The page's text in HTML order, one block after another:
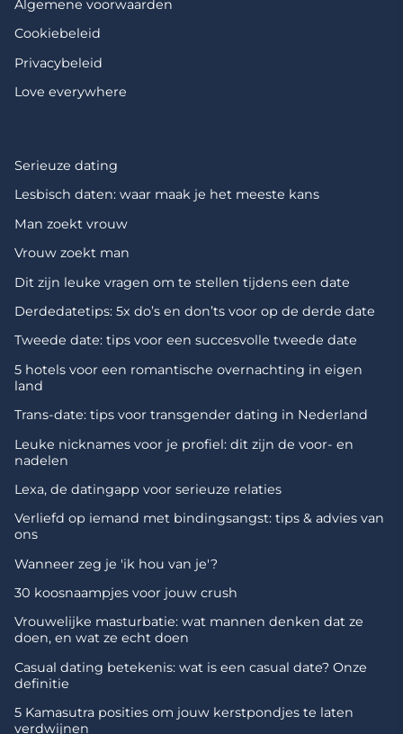
Algemene voorwaarden
Cookiebeleid
Privacybeleid
Love everywhere
Serieuze dating
Lesbisch daten: waar maak je het meeste kans
Man zoekt vrouw
Vrouw zoekt man
Dit zijn leuke vragen om te stellen tijdens een date
Derdedatetips: 5x do’s en don’ts voor op de derde date
Tweede date: tips voor een succesvolle tweede date
5 hotels voor een romantische overnachting in eigen
land
Trans-date: tips voor transgender dating in Nederland
Leuke nicknames voor je profiel: dit zijn de voor- en
nadelen
Lexa, de datingapp voor serieuze relaties
Verliefd op iemand met bindingsangst: tips & advies van
ons
Wanneer zeg je 'ik hou van je'?
30 koosnaampjes voor jouw crush
Vrouwelijke masturbatie: wat mannen denken dat ze
doen, en wat ze echt doen
Casual dating betekenis: wat is een casual date? Onze
definitie
5 Kamasutra posities om jouw kerstpondjes te laten
verdwijnen